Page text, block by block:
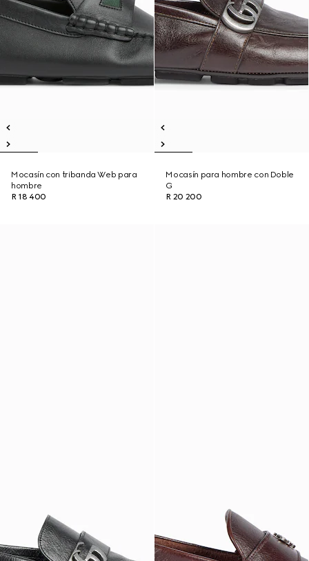
Mocasín con tribanda Web para
hombre
R 18 400
Mocasín para hombre con Doble
G
R 20 200